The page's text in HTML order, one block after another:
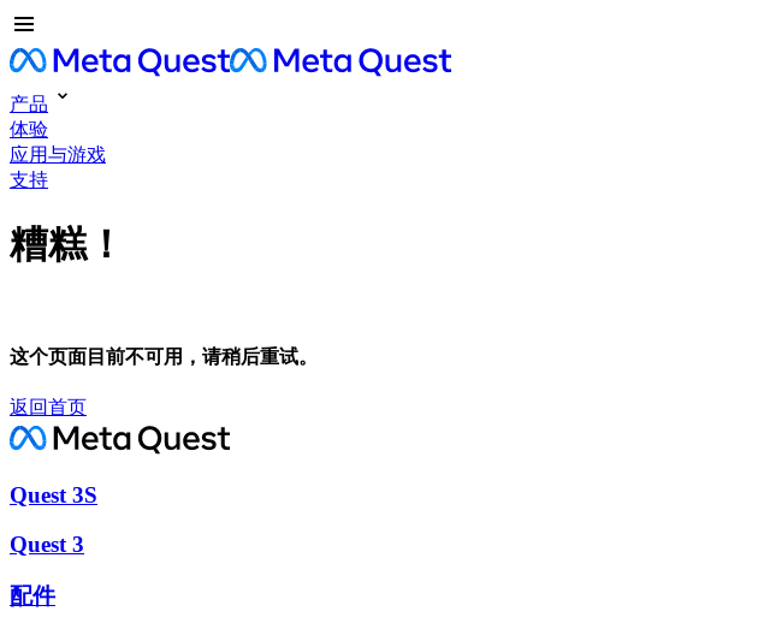
产品
体验
应用与游戏
支持
糟糕！
这个页面目前不可用，请稍后重试。
返回首页
Quest 3S
Quest 3
配件